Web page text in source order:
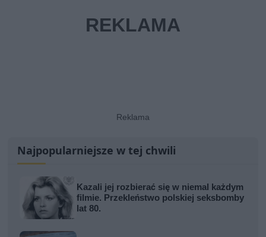
Najpopularniejsze w tej chwili
Kazali jej rozbierać się w niemal każdym
filmie. Przekleństwo polskiej seksbomby
lat 80.